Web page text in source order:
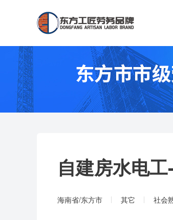
自建房水电工-
海南省/东方市 其它 社会